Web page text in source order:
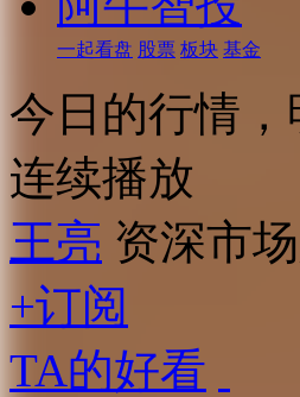
一起看盘 股票 板块 基金
今日的行情
连续播放
王亮 资深市
+订阅
TA的好看